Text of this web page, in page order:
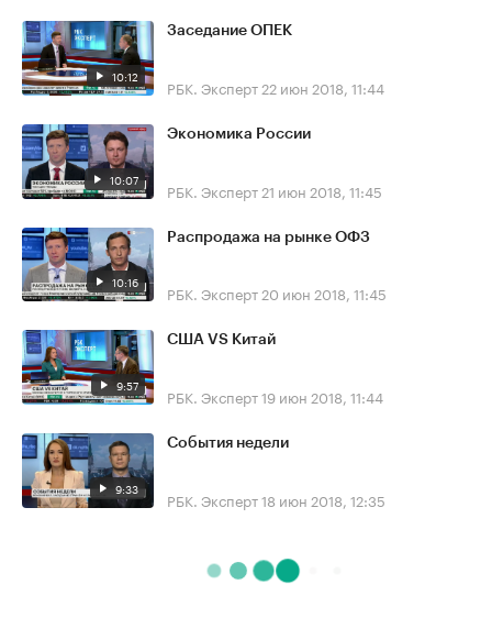
10:12
Заседание ОПЕК
РБК. Эксперт 22 июн 2018, 11:44
10:07
Экономика России
РБК. Эксперт 21 июн 2018, 11:45
10:16
Распродажа на рынке ОФЗ
РБК. Эксперт 20 июн 2018, 11:45
9:57
США VS Китай
РБК. Эксперт19 июн 2018, 11:44
9:33
События недели
РБК. Эксперт18 июн 2018, 12:35